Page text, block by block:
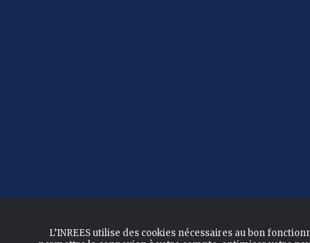
L’INREES utilise des cookies nécessaires au bon